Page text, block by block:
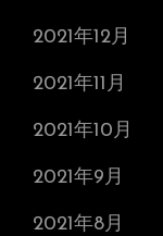
2021年12月
2021年11月
2021年10月
2021年9月
2021年8月